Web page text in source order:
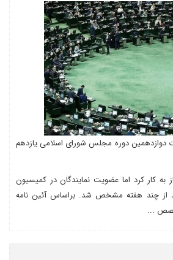
دوازدهمین دوره مجلس شورای اسلامی یازدهم
به کار کرد اما عضویت نمایندگان در کمیسیون
چند هفته مشخص شد. براساس آئین نامه
...